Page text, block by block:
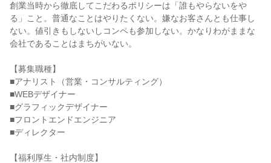
創業当時から徹底してこだわるポリシーは「誰もやらないをや
る」こと。普通なことはやりたくない。嫌なお客さんとも仕事し
ない。値引きもしないしコンペも参加しない。かなりわがままな
会社であることはまちがいない。
【募集職種】
■アナリスト（営業・コンサルティング）
■WEBデザイナー
■グラフィックデザイナー
■フロントエンドエンジニア
■ディレクター
【福利厚生・社内制度】